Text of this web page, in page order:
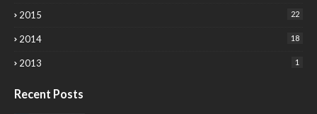
2015 22
2014 18
2013 1
Recent Posts